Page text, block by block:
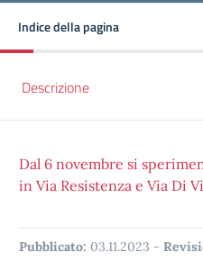
Indice della pagina
Descrizione
Dal 6 novembre si
in Via Resistenza e Via Di
Pubblicato: 03.11.2023 -